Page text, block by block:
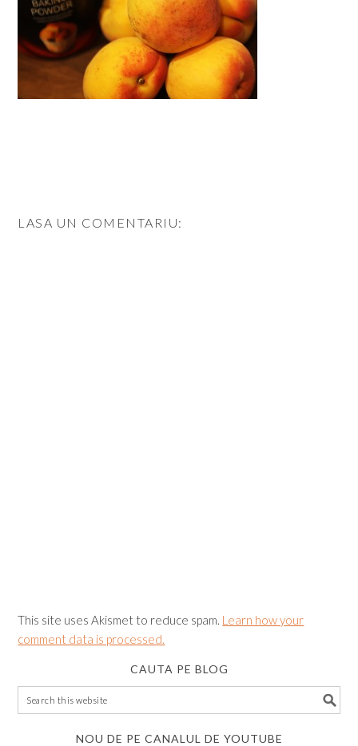
LASA UN COMENTARIU:
This site uses Akismet to reduce spam. Learn how your
comment data is processed.
CAUTA PE BLOG
NOU DE PE CANALUL DE YOUTUBE